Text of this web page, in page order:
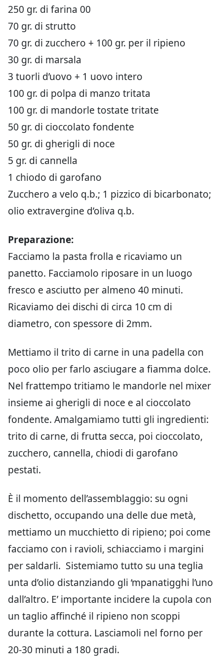
250 gr. di farina 00
70 gr. di strutto
70 gr. di zucchero + 100 gr. per il ripieno
30 gr. di marsala
3 tuorli d’uovo + 1 uovo intero
100 gr. di polpa di manzo tritata
100 gr. di mandorle tostate tritate
50 gr. di cioccolato fondente
50 gr. di gherigli di noce
5 gr. di cannella
1 chiodo di garofano
Zucchero a velo q.b.; 1 pizzico di bicarbonato;
olio extravergine d’oliva q.b.
Preparazione:
Facciamo la pasta frolla e ricaviamo un
panetto. Facciamolo riposare in un luogo
fresco e asciutto per almeno 40 minuti.
Ricaviamo dei dischi di circa 10 cm di
diametro, con spessore di 2mm.
Mettiamo il trito di carne in una padella con
poco olio per farlo asciugare a fiamma dolce.
Nel frattempo tritiamo le mandorle nel mixer
insieme ai gherigli di noce e al cioccolato
fondente. Amalgamiamo tutti gli ingredienti:
trito di carne, di frutta secca, poi cioccolato,
zucchero, cannella, chiodi di garofano
pestati.
È il momento dell’assemblaggio: su ogni
dischetto, occupando una delle due metà,
mettiamo un mucchietto di ripieno; poi come
facciamo con i ravioli, schiacciamo i margini
per saldarli. Sistemiamo tutto su una teglia
unta d’olio distanziando gli ‘mpanatigghi l’uno
dall’altro. E’ importante incidere la cupola con
un taglio affinché il ripieno non scoppi
durante la cottura. Lasciamoli nel forno per
20-30 minuti a 180 gradi.